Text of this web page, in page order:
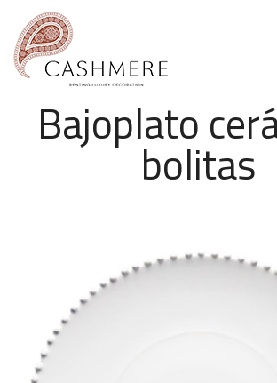
Bajoplato
bolitas